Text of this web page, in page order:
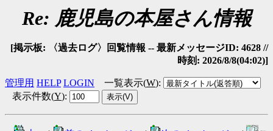
Re: 鹿児島の本屋さん情報
[掲示板: 〈過去ログ〉回覧情報 -- 最新メッセージID: 4628 //
時刻: 2026/8/8(04:02)]
管理用 HELP LOGIN 一覧表示(W):
表示件数(Y):